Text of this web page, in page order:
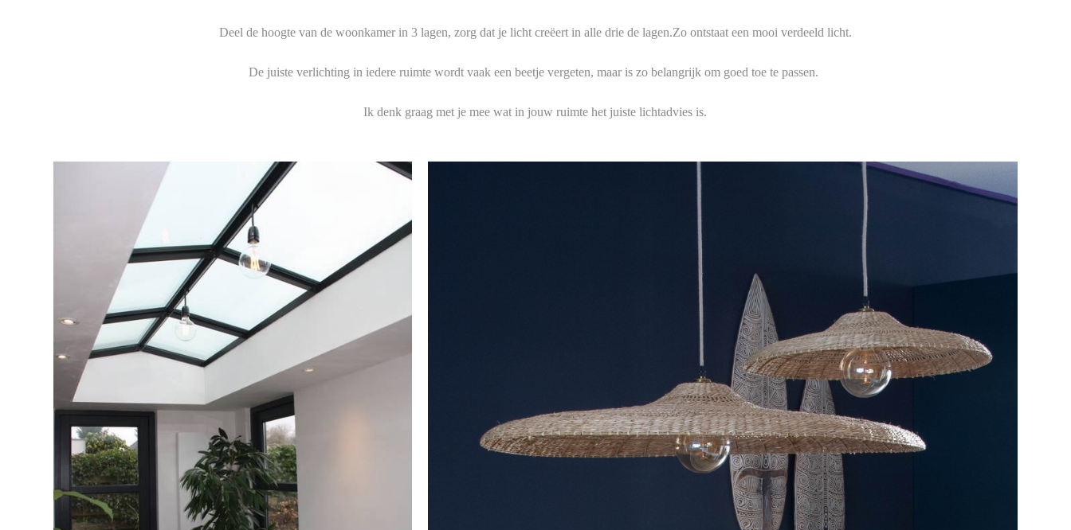
Deel de hoogte van de woonkamer in 3 lagen, zorg dat je licht creëert in alle drie de lagen.Zo ontstaat een mooi verdeeld licht.
De juiste verlichting in iedere ruimte wordt vaak een beetje vergeten, maar is zo belangrijk om goed toe te passen.
Ik denk graag met je mee wat in jouw ruimte het juiste lichtadvies is.